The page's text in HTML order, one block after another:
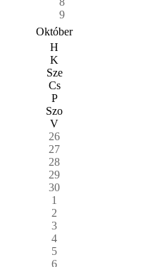
9
Október
H
K
Sze
Cs
P
Szo
V
26
27
28
29
30
1
2
3
4
5
6